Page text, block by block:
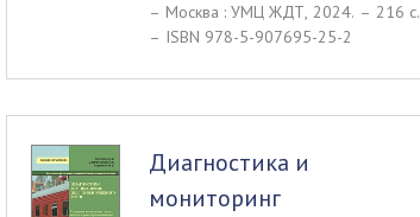
– Москва : УМЦ ЖДТ, 2024. – 216 c.
– ISBN 978-5-907695-25-2
Диагностика и
мониторинг